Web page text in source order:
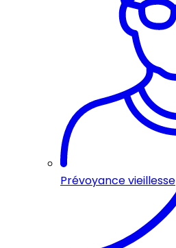
Prévoyance vieillesse